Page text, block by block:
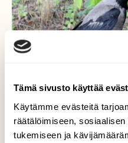
Tämä sivusto käyttää
Käytämme evästeitä
räätälöimiseen,
tukemiseen ja